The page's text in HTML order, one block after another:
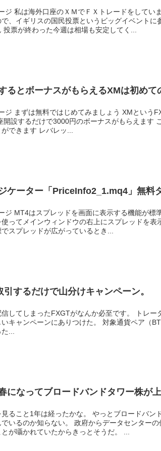
ジが２５倍に制限
、イギリスの国民投票というビッグイベントに
していません 投票が終わった今週は相場も安定してく...
るとボーナスがもらえるXMは初めて
外のFX会社なんで
開設するだけで3000円のボーナスがもらえます
経験することができます レバレッ...
ケーター「PriceInfo2_1.mq4」無料
ん。 そこで、イン
ってメインウィンドウの右上にスプレッドを表
スプレッドが広がっているとき...
引するだけで山分けキャンペーン。
たFXGTがなんか必至です。 トレーダーが減ったのかもしれない。 そのお
ありつけた。 対象通貨ペア（BTCJPYもしくはBTCUSDを1Lot以上）
...
になってブロードバンドタワー株が上
かな。 やっとブロードバンドタワー株が動き出しました。 何の材
からデータセンターの保守管理のお仕事でも貰えるのだろう
が囁かれていたからきっとそうだ。 ...